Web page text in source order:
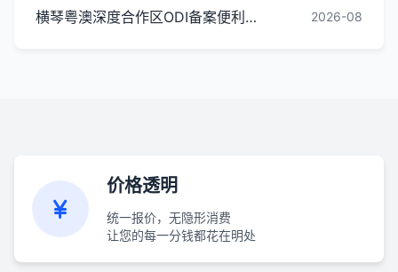
横琴粤澳深度合作区ODI备案便利化政策全解读 2026-08
价格透明
统一报价，无隐形消费
让您的每一分钱都花在明处